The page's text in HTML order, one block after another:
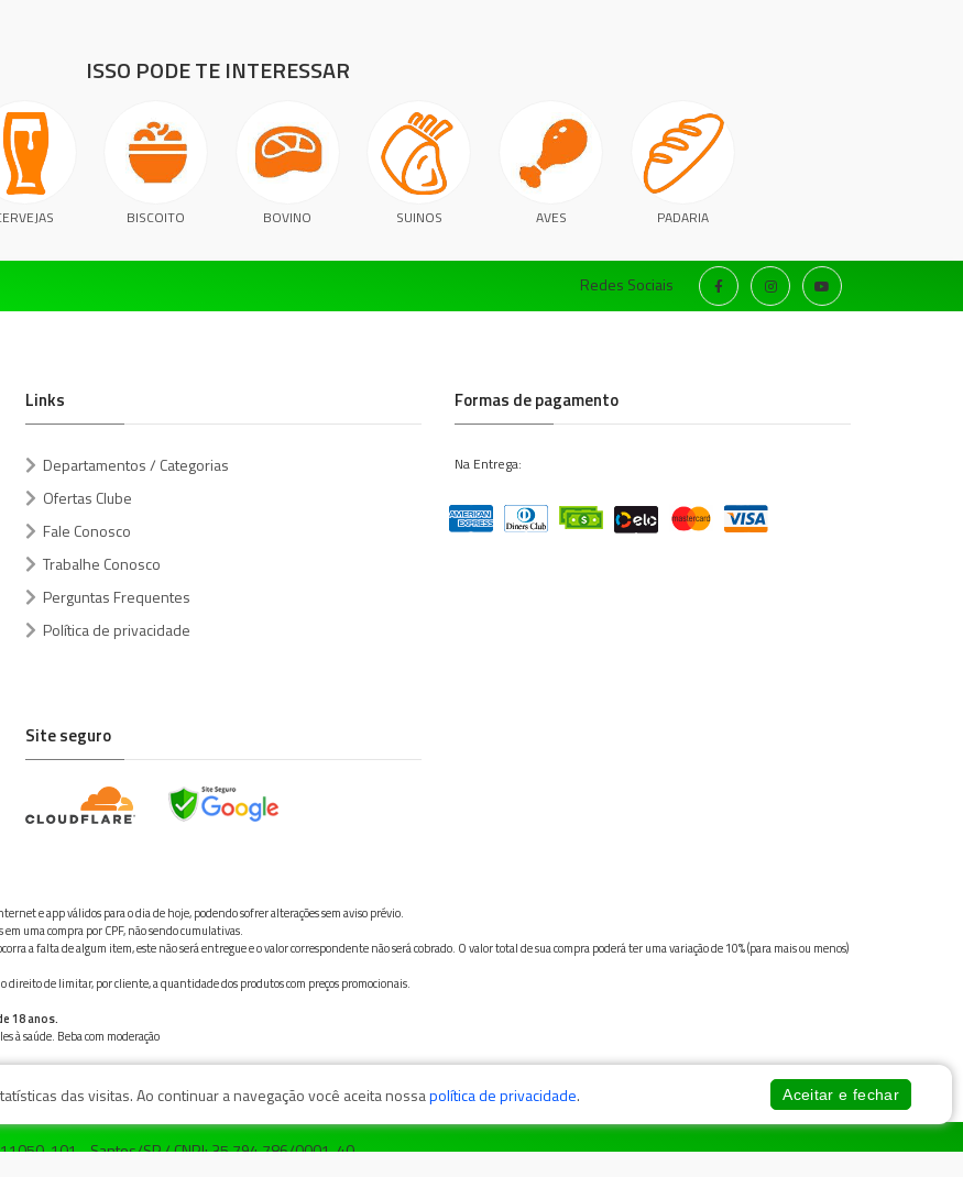
ISSO PODE TE INTERESSAR
BISCOITO BOVINO SUINOS AVES PADARIA
Redes Sociais
Links
Departamentos / Categorias
Ofertas Clube
Fale Conosco
Trabalhe Conosco
Perguntas Frequentes
Política de privacidade
Formas de pagamento
Na Entrega:
Site seguro
e app válidos para o dia de hoje, podendo sofrer alterações sem aviso prévio.
uma compra por CPF, não sendo cumulativas.
a falta de algum item, este não será entregue e o valor correspondente não será cobrado. O valor total de sua compra poderá ter uma variação de 10% (para mais ou menos)
direito de limitar, por cliente, a quantidade dos produtos com preços promocionais.
18 anos.
à saúde. Beba com moderação
101 - Santos/SP / CNPJ: 35.794.786/0001-40
das visitas. Ao continuar a navegação você aceita nossapolítica de privacidade. Aceitar e fechar